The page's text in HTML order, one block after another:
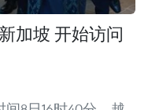
加坡 开始访问